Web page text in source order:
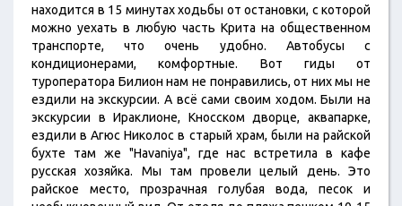
находится в 15 минутах ходьбы от остановки, с которой
можно уехать в любую часть Крита на общественном
транспорте, что очень удобно. Автобусы с
кондиционерами, комфортные. Вот гиды от
туроператора Билион нам не понравились, от них мы не
ездили на экскурсии. А всё сами своим ходом. Были на
экскурсии в Ираклионе, Кносском дворце, аквапарке,
ездили в Агюc Николос в старый храм, были на райской
бухте там же "Havaniya", где нас встретила в кафе
русская хозяйка. Мы там провели целый день. Это
райское место, прозрачная голубая вода, песок и